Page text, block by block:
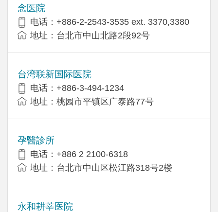
念医院
电话：+886-2-2543-3535 ext. 3370,3380
地址：台北市中山北路2段92号
台湾联新国际医院
电话：+886-3-494-1234
地址：桃园市平镇区广泰路77号
孕醫診所
电话：+886 2 2100-6318
地址：台北市中山区松江路318号2楼
永和耕莘医院